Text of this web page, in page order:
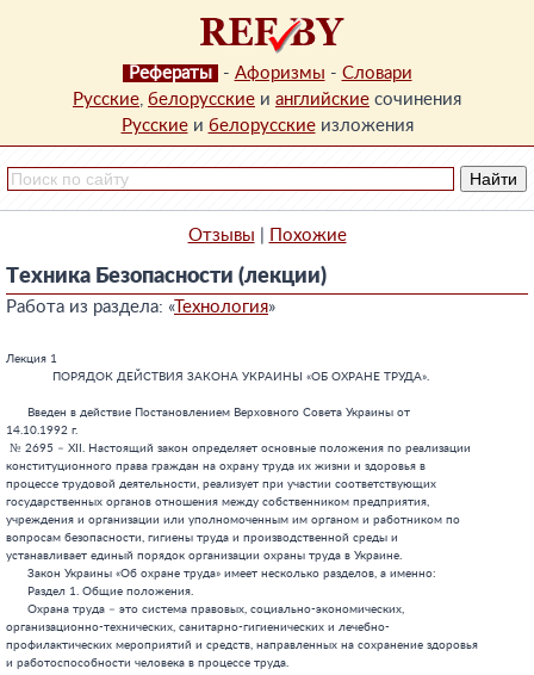
Рефераты - Афоризмы - Словари
Русские, белорусские и английские сочинения
Русскиеи белорусскиеизложения
Отзывы Похожие
Техника Безопасности (лекции)
Работа из раздела: «Технология»